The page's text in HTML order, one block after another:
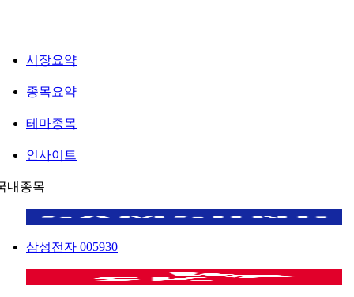
시장요약
종목요약
테마종목
인사이트
내종목
삼성전자 005930